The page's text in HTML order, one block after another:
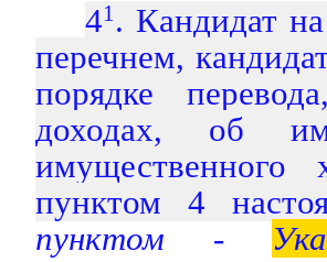
41 . Кандидат
перечнем,
порядке
доходах, об
имущественного
пунктом 4
пунктом -